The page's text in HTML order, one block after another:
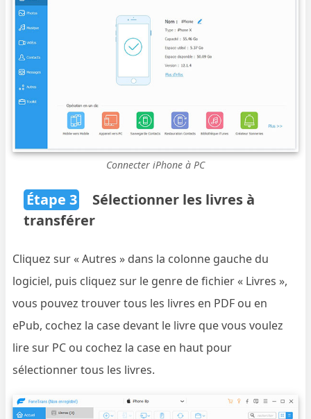
Connecter iPhone à PC
Étape 3
Sélectionner les livres à
transférer
Cliquez sur « Autres » dans la colonne gauche du
logiciel, puis cliquez sur le genre de fichier « Livres »,
vous pouvez trouver tous les livres en PDF ou en
ePub, cochez la case devant le livre que vous voulez
lire sur PC ou cochez la case en haut pour
sélectionner tous les livres.